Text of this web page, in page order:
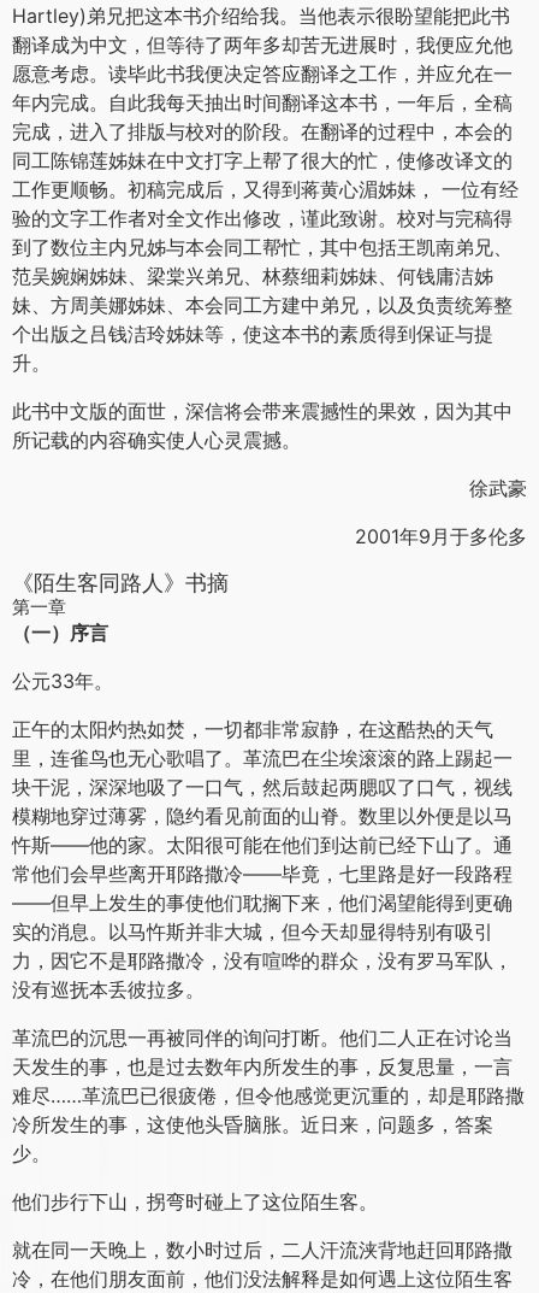
Hartley)弟兄把这本书介绍给我。当他表示很盼望能把此书
翻译成为中文，但等待了两年多却苦无进展时，我便应允他
愿意考虑。读毕此书我便决定答应翻译之工作，并应允在一
年内完成。自此我每天抽出时间翻译这本书，一年后，全稿
完成，进入了排版与校对的阶段。在翻译的过程中，本会的
同工陈锦莲姊妹在中文打字上帮了很大的忙，使修改译文的
工作更顺畅。初稿完成后，又得到蒋黄心湄姊妹， 一位有经
验的文字工作者对全文作出修改，谨此致谢。校对与完稿得
到了数位主内兄姊与本会同工帮忙，其中包括王凯南弟兄、
范吴婉娴姊妹、梁棠兴弟兄、林蔡细莉姊妹、何钱庸洁姊
妹、方周美娜姊妹、本会同工方建中弟兄，以及负责统筹整
个出版之吕钱洁玲姊妹等，使这本书的素质得到保证与提
升。
此书中文版的面世，深信将会带来震撼性的果效，因为其中
所记载的内容确实使人心灵震撼。
徐武豪
2001年9月于多伦多
《陌生客同路人》书摘
第一章
（一）序言
公元33年。
正午的太阳灼热如焚，一切都非常寂静，在这酷热的天气
里，连雀鸟也无心歌唱了。革流巴在尘埃滚滚的路上踢起一
块干泥，深深地吸了一口气，然后鼓起两腮叹了口气，视线
模糊地穿过薄雾，隐约看见前面的山脊。数里以外便是以马
忤斯——他的家。太阳很可能在他们到达前已经下山了。通
常他们会早些离开耶路撒冷——毕竟，七里路是好一段路程
——但早上发生的事使他们耽搁下来，他们渴望能得到更确
实的消息。以马忤斯并非大城，但今天却显得特别有吸引
力，因它不是耶路撒冷，没有喧哗的群众，没有罗马军队，
没有巡抚本丢彼拉多。
革流巴的沉思一再被同伴的询问打断。他们二人正在讨论当
天发生的事，也是过去数年内所发生的事，反复思量，一言
难尽……革流巴已很疲倦，但令他感觉更沉重的，却是耶路撒
冷所发生的事，这使他头昏脑胀。近日来，问题多，答案
少。
他们步行下山，拐弯时碰上了这位陌生客。
就在同一天晚上，数小时过后，二人汗流浃背地赶回耶路撒
冷，在他们朋友面前，他们没法解释是如何遇上这位陌生客